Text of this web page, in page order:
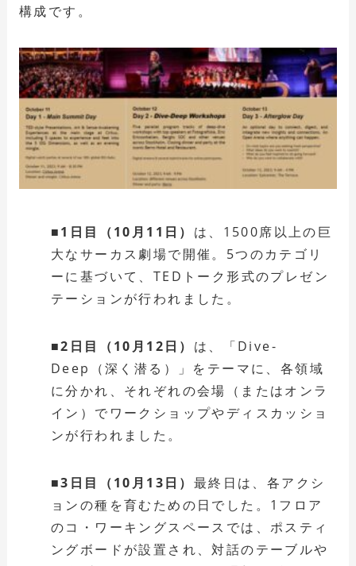
構成です。
■1日目（10月11日） は、1500席以上の巨
大なサーカス劇場で開催。5つのカテゴリ
ーに基づいて、TEDトーク形式のプレゼン
テーションが行われました。
■2日目（10月12日） は、「Dive-
Deep（深く潜る）」をテーマに、各領域
に分かれ、それぞれの会場（またはオンラ
イン）でワークショップやディスカッショ
ンが行われました。
■3日目（10月13日） 最終日は、各アクシ
ョンの種を育むための日でした。1フロア
のコ・ワーキングスペースでは、ポスティ
ングボードが設置され、対話のテーブルや